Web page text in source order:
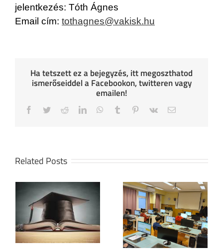
jelentkezés: Tóth Ágnes
Email cím: tothagnes@vakisk.hu
Ha tetszett ez a bejegyzés, itt megoszthatod
ismerőseiddel a Facebookon, twitteren vagy
emailen!
Facebook
TwitterRedditLinkedInWhatsApp
Tumblr Pinterest
Vk Email
Related Posts